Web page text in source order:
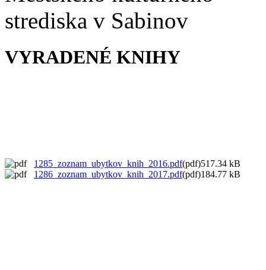
VYRADENÉ KNIHY
1285_zoznam_ubytkov_knih_2016.pdf(pdf)517.34 kB
1286_zoznam_ubytkov_knih_2017.pdf(pdf)184.77 kB